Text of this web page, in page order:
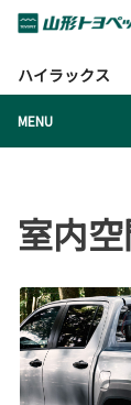
トップページ
ハイラックス
MENU
室内